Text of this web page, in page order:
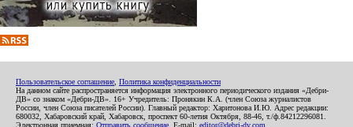
Пользовательское соглашение Политика конфиденциальности
На данном сайте распространяется информация электронного периодического издания «Дебри-
ДВ» со знаком «Дебри-ДВ». 16+ Учредитель: Пронякин К.А. (член Союза журналистов
России, член Союза писателей России). Главный редактор: Харитонова И.Ю. Адрес редакции:
680032, Хабаровский край, Хабаровск, проспект 60-летия Октября, 88-46, т./ф.84212296081.
Электронная приемная: Отправить сообщение . E-mail: editor@debri-dv.com